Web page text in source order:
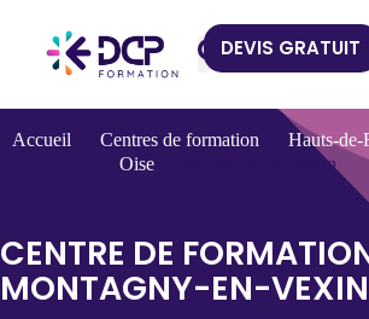
DEVIS GRATUIT
Accueil Centres de formation
Hauts-de-
Oise
Montagny-en-Vexin
CENTRE DE
MONTAGNY-EN-VEXIN